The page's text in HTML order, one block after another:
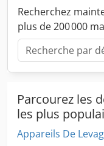
Recherchez
plus de 200 000
Parcourez les
les plus
Appareils De